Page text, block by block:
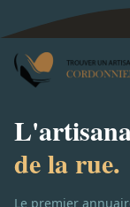
de la rue.
Le premier